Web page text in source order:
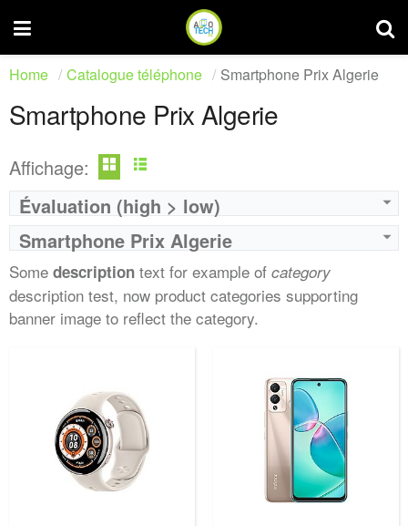
Home Catalogue téléphone Smartphone Prix Algerie
Smartphone Prix Algerie
Affichage:
Évaluation (high > low)
Smartphone Prix Algerie
Some description text for example of category
description test, now product categories supporting
banner image to reflect the category.